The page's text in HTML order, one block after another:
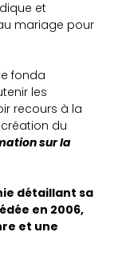
et
mariage pour
fonda
les
recours à la
du
sur la
détaillant sa
en 2006,
et une